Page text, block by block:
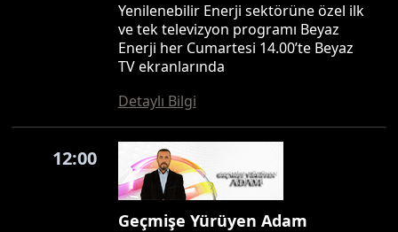
Yenilenebilir Enerji sektörüne özel ilk
ve tek televizyon programı Beyaz
Enerji her Cumartesi 14.00’te Beyaz
TV ekranlarında
Detaylı Bilgi
12:00
Geçmişe Yürüyen Adam